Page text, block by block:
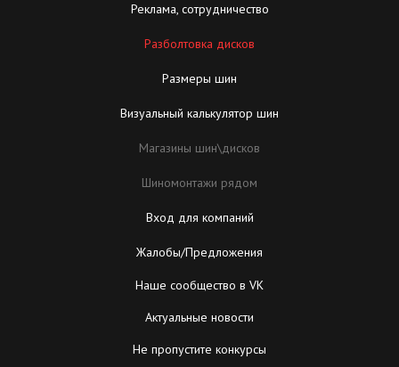
Реклама, сотрудничество
Разболтовка дисков
Размеры шин
Визуальный калькулятор шин
Магазины шин\дисков
Шиномонтажи рядом
Вход для компаний
Жалобы/Предложения
Наше сообщество в VK
Актуальные новости
Не пропустите конкурсы